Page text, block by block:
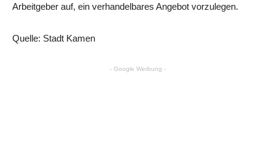
Arbeitgeber auf, ein verhandelbares Angebot vorzulegen.
Quelle: Stadt Kamen
- Google Werbung -